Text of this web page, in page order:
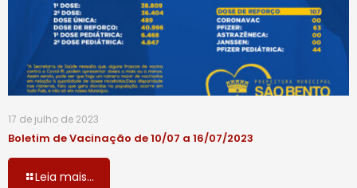
17 de julho de 2023
Boletim de Vacinação de 10/07 a 16/07/2023
Leia mais...